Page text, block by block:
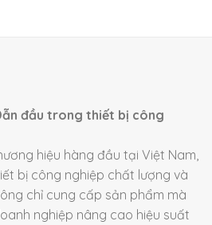
đầu trong thiết bị công
hiệu hàng đầu tại Việt Nam,
bị công nghiệp chất lượng và
chỉ cung cấp sản phẩm mà
nghiệp nâng cao hiệu suất